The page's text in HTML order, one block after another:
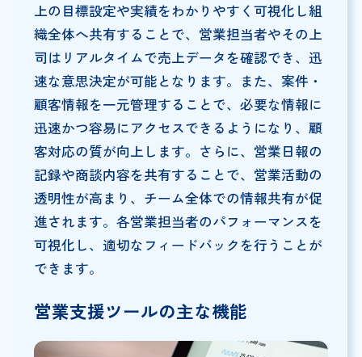
上の目標設定や実績をわかりやすく可視化し組
織全体へ共有することで、営業担当者やその上
司はリアルタイムで売上データを確認でき、迅
速な意思決定が可能となります。また、案件・
顧客情報を一元管理することで、必要な情報に
迅速かつ容易にアクセスできるようになり、顧
客対応の質が向上します。さらに、営業日報の
記録や商談内容を共有することで、営業活動の
透明性が高まり、チーム全体での情報共有が促
進されます。各営業担当者のパフォーマンスを
可視化し、適切なフィードバックを行うことが
できます。
営業支援ツールの主な機能